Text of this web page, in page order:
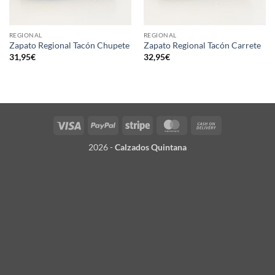
REGIONAL
Zapato Regional Tacón Chupete
31,95€
REGIONAL
Zapato Regional Tacón Carrete
32,95€
Visa PayPal Stripe MasterCard
2026 - Calzados Quintana